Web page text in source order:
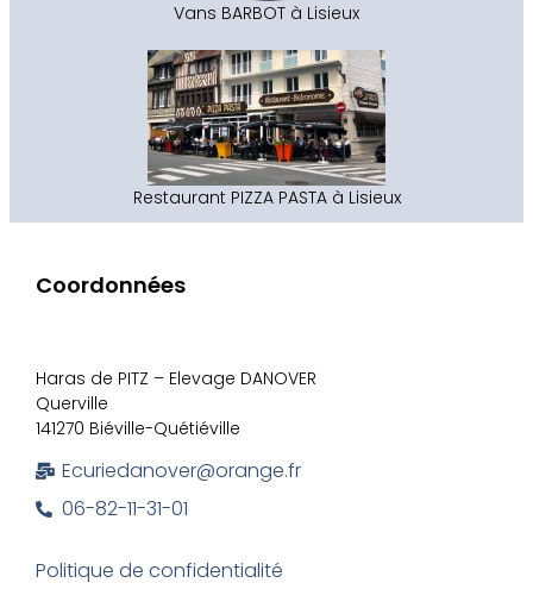
Vans BARBOT à Lisieux
Restaurant PIZZA PASTA à Lisieux
Coordonnées
Haras de PITZ – Elevage DANOVER
Querville
141270 Biéville-Quétiéville
Ecuriedanover@orange.fr
06-82-11-31-01
Politique de confidentialité